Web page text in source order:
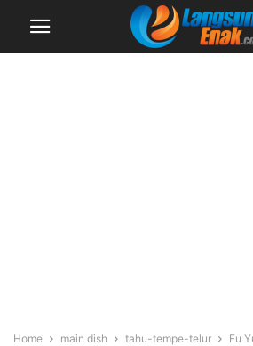
Home main dish tahu-tempe-telur Fu